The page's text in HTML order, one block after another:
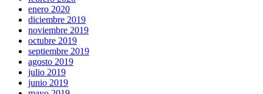
enero 2020
diciembre 2019
noviembre 2019
octubre 2019
septiembre 2019
agosto 2019
julio 2019
junio 2019